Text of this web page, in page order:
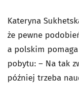
Kateryna
że pewne
a polskim
pobytu: – Na tak
później trzeba